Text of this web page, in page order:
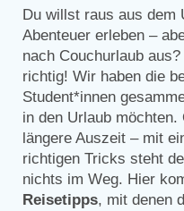
Du willst raus aus dem
Abenteuer erleben –
nach Couchurlaub
richtig! Wir haben die
Student*innen
in den Urlaub
längere Auszeit – mit
richtigen Tricks steht
nichts im Weg. Hier
Reisetipps, mit denen